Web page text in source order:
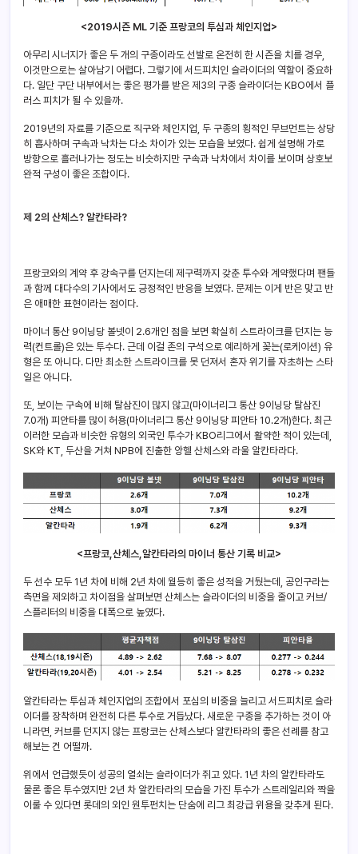
<2019시즌 ML 기준 프랑코의 투심과 체인지업>
아무리 시너지가 좋은 두 개의 구종이라도 선발로 온전히 한 시즌을 치를 경우,
이것만으로는 살아남기 어렵다. 그렇기에 서드피치인 슬라이더의 역할이 중요하
다. 일단 구단 내부에서는 좋은 평가를 받은 제3의 구종 슬라이더는 KBO에서 플
러스 피치가 될 수 있을까.
2019년의 자료를 기준으로 직구와 체인지업, 두 구종의 횡적인 무브먼트는 상당
히 흡사하며 구속과 낙차는 다소 차이가 있는 모습을 보였다. 쉽게 설명해 가로
방향으로 흘러나가는 정도는 비슷하지만 구속과 낙차에서 차이를 보이며 상호보
완적 구성이 좋은 조합이다.
제 2의 산체스? 알칸타라?
프랑코와의 계약 후 강속구를 던지는데 제구력까지 갖춘 투수와 계약했다며 팬들
과 함께 대다수의 기사에서도 긍정적인 반응을 보였다. 문제는 이게 반은 맞고 반
은 애매한 표현이라는 점이다.
마이너 통산 9이닝당 볼넷이 2.6개인 점을 보면 확실히 스트라이크를 던지는 능
력(컨트롤)은 있는 투수다. 근데 이걸 존의 구석으로 예리하게 꽂는(로케이션) 유
형은 또 아니다. 다만 최소한 스트라이크를 못 던져서 혼자 위기를 자초하는 스타
일은 아니다.
또, 보이는 구속에 비해 탈삼진이 많지 않고(마이너리그 통산 9이닝당 탈삼진
7.0개) 피안타를 많이 허용(마이너리그 통산 9이닝당 피안타 10.2개)한다. 최근
이러한 모습과 비슷한 유형의 외국인 투수가 KBO리그에서 활약한 적이 있는데,
SK와 KT, 두산을 거쳐 NPB에 진출한 앙헬 산체스와 라울 알칸타라다.
<프랑코,산체스,알칸타라의 마이너 통산 기록 비교>
두 선수 모두 1년 차에 비해 2년 차에 월등히 좋은 성적을 거뒀는데, 공인구라는
측면을 제외하고 차이점을 살펴보면 산체스는 슬라이더의 비중을 줄이고 커브/
스플리터의 비중을 대폭으로 높였다.
알칸타라는 투심과 체인지업의 조합에서 포심의 비중을 늘리고 서드피치로 슬라
이더를 장착하며 완전히 다른 투수로 거듭났다. 새로운 구종을 추가하는 것이 아
니라면, 커브를 던지지 않는 프랑코는 산체스보다 알칸타라의 좋은 선례를 참고
해보는 건 어떨까.
위에서 언급했듯이 성공의 열쇠는 슬라이더가 쥐고 있다. 1년 차의 알칸타라도
물론 좋은 투수였지만 2년 차 알칸타라의 모습을 가진 투수가 스트레일리와 짝을
이룰 수 있다면 롯데의 외인 원투펀치는 단숨에 리그 최강급 위용을 갖추게 된다.